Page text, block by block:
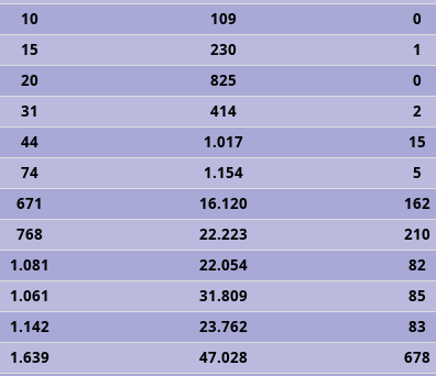
10 109 0
15 230 1
20 825 0
31 414 2
44 1.017 15
74 1.154 5
671 16.120 162
768 22.223 210
1.081 22.054 82
1.061 31.809 85
1.142 23.762 83
1.639 47.028 678